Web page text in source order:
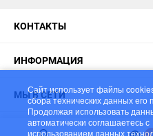
Сайт использует файлы
сбора технических данных его
Продолжая использовать
автоматически соглашаетесь с
использованием данных
КОНТАКТЫ
ИНФОРМАЦИЯ
МЫ В СЕТИ
© 2026 ЛУЧ - Мир